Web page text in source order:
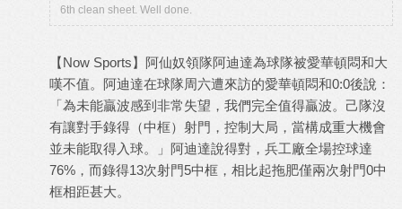
6th clean sheet. Well done.
【Now Sports】阿仙奴領隊阿迪達為球隊被愛華頓悶和大
嘆不值。阿迪達在球隊周六遭來訪的愛華頓悶和0:0後說：
「為未能贏波感到非常失望，我們完全值得贏波。己隊沒
有讓對手錄得（中框）射門，控制大局，當構成重大機會
並未能取得入球。」阿迪達說得對，兵工廠全場控球達
76%，而錄得13次射門5中框，相比起拖肥僅兩次射門0中
框相距甚大。